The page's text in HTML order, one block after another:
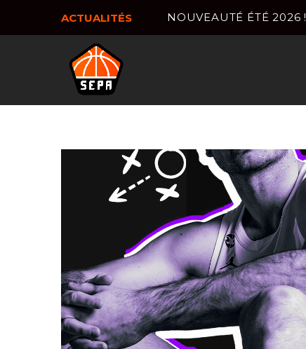
ACTUALITÉS NOUVEAUTÉ ÉTÉ 2026 !